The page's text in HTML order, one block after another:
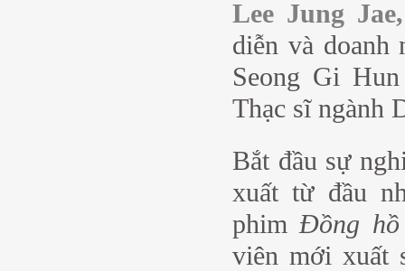
Lee Jung Jae,
diễn và doanh
Seong Gi
Thạc sĩ ngành
Bắt đầu sự
xuất từ đầu
phim Đồng
viên mới xuất